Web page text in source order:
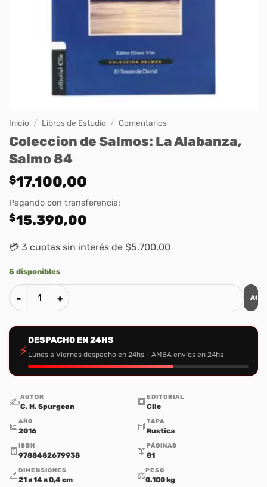
Inicio / Libros de Estudio / Comentarios
Coleccion de Salmos: La Alabanza,
Salmo 84
$17.100,00
Pagando con transferencia:
$15.390,00
💳 3 cuotas sin interés de $5.700,00
5 disponibles
Coleccion de Salmos: La Alabanza, Salmo 84 cantidad
⚡
DESPACHO EN 24HS
Lunes a Viernes despacho en 24hs - AMBA envíos en 24hs
✍️AUTOR
C. H. Spurgeon 🏢 EDITORIAL
Clie
📅AÑO
2016 📕 TAPA
Rustica
🧾 ISBN
9788482679938 📖PÁGINAS
81
📐 DIMENSIONES
21 × 14 × 0,4 cm ⚖️PESO
0.100 kg